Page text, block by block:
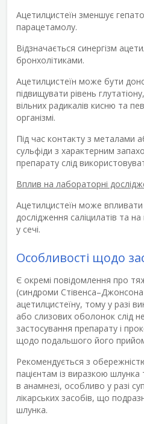
Ацетилцистеїн зменшує
парацетамолу.
Відзначається синергізм
бронхолітиками.
Ацетилцистеїн може бути
підвищувати рівень
вільних радикалів кисню та
організмі.
Під час контакту з металами
сульфіди з характерним
препарату слід
Вплив на лабораторні
Ацетилцистеїн може
дослідження саліцилатів та
у сечі.
Особливості щодо
Є окремі повідомлення про
(синдроми
ацетилцистеїну, тому у разі
або слизових оболонок слід
застосування препарату і
щодо подальшого його
Рекомендується з
пацієнтам із виразкою
в анамнезі, особливо у разі
лікарських засобів, що
шлунка.